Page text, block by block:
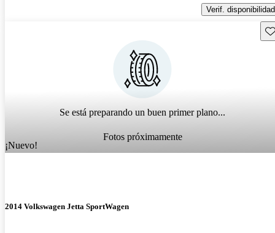
Verif. disponibilidad
Se está preparando un buen primer plano...
Fotos próximamente
¡Nuevo!
2014 Volkswagen Jetta SportWagen